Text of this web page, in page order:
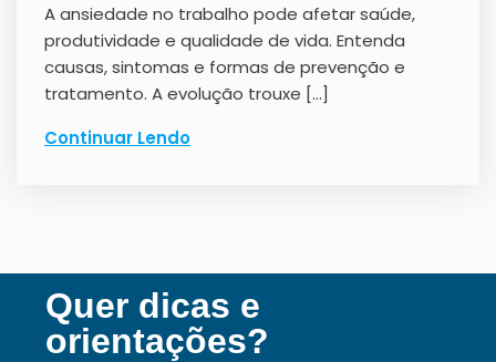
A ansiedade no trabalho pode afetar saúde,
produtividade e qualidade de vida. Entenda
causas, sintomas e formas de prevenção e
tratamento. A evolução trouxe […]
Continuar Lendo
Quer dicas e
orientações?